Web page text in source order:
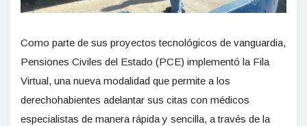
Como parte de sus proyectos tecnológicos de vanguardia,
Pensiones Civiles del Estado (PCE) implementó la Fila
Virtual, una nueva modalidad que permite a los
derechohabientes adelantar sus citas con médicos
especialistas de manera rápida y sencilla, a través de la